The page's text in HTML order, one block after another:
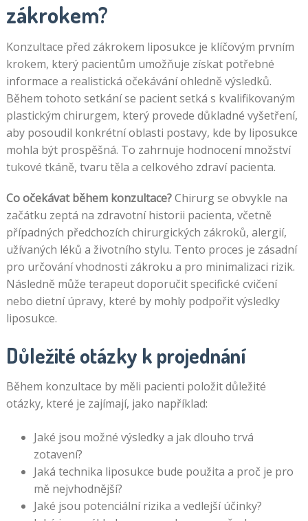
zákrokem?
Konzultace před zákrokem liposukce je klíčovým prvním
krokem, který pacientům umožňuje získat potřebné
informace a realistická očekávání ohledně výsledků.
Během tohoto setkání se pacient setká s kvalifikovaným
plastickým chirurgem, který provede důkladné vyšetření,
aby posoudil konkrétní oblasti postavy, kde by liposukce
mohla být prospěšná. To zahrnuje hodnocení množství
tukové tkáně, tvaru těla a celkového zdraví pacienta.
Co očekávat během konzultace?Chirurg se obvykle na
začátku zeptá na zdravotní historii pacienta, včetně
případných předchozích chirurgických zákroků, alergií,
užívaných léků a životního stylu. Tento proces je zásadní
pro určování vhodnosti zákroku a pro minimalizaci rizik.
Následně může terapeut doporučit specifické cvičení
nebo dietní úpravy, které by mohly podpořit výsledky
liposukce.
Důležité otázky k projednání
Během konzultace by měli pacienti položit důležité
otázky, které je zajímají, jako například:
Jaké jsou možné výsledky a jak dlouho trvá
zotavení?
Jaká technika liposukce bude použita a proč je pro
mě nejvhodnější?
Jaké jsou potenciální rizika a vedlejší účinky?